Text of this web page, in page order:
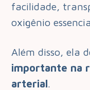
facilidade,
oxigênio
Além disso, ela
importante na
arterial.